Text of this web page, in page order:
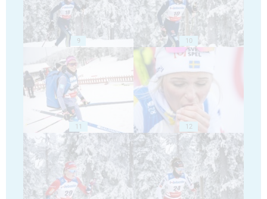
9 10
11 12